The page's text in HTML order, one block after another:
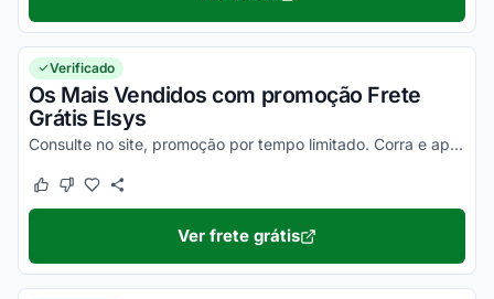
Verificado
Os Mais Vendidos com promoção Frete
Grátis Elsys
Consulte no site, promoção por tempo limitado. Corra e aproveite agora!
Este cupom funcionou
Este cupom não funcionou
Ver frete grátis